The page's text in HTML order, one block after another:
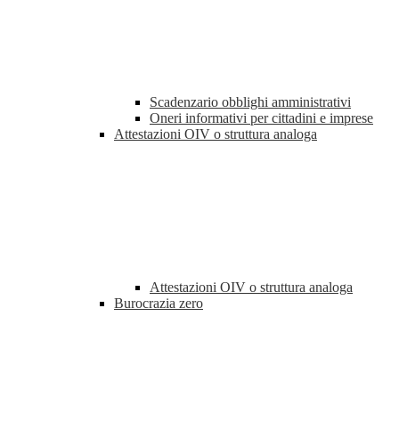
Scadenzario obblighi amministrativi
Oneri informativi per cittadini e imprese
Attestazioni OIV o struttura analoga
Attestazioni OIV o struttura analoga
Burocrazia zero